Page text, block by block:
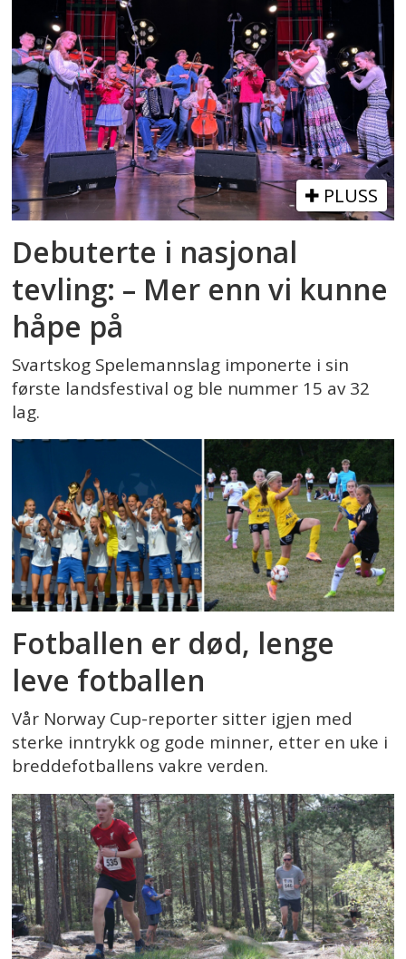
PLUSS
Debuterte i nasjonal
tevling: – Mer enn vi kunne
håpe på
Svartskog Spelemannslag imponerte i sin
første landsfestival og ble nummer 15 av 32
lag.
Fotballen er død, lenge
leve fotballen
Vår Norway Cup-reporter sitter igjen med
sterke inntrykk og gode minner, etter en uke i
breddefotballens vakre verden.